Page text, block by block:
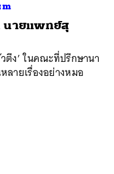
ายแพทย์สุ
ง’ ในคณะที่ปรึกษานา
ายเรื่องอย่างหมอ